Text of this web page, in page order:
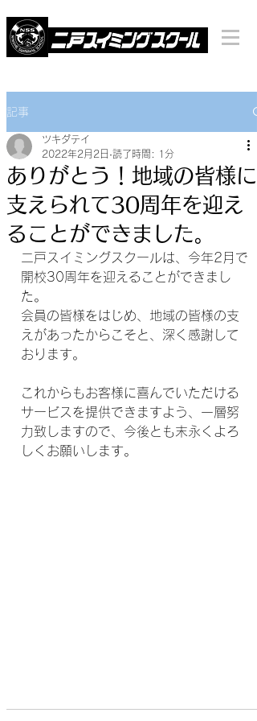
記事
ありがとう！地域の皆様に
支えられて30周年を迎え
ることができました。
ツキダテイ
2022年2月2日 読了時間: 1分
二戸スイミングスクールは、今年2月で
開校30周年を迎えることができまし
た。
会員の皆様をはじめ、地域の皆様の支
えがあったからこそと、深く感謝して
おります。
これからもお客様に喜んでいただける
サービスを提供できますよう、一層努
力致しますので、今後とも末永くよろ
しくお願いします。